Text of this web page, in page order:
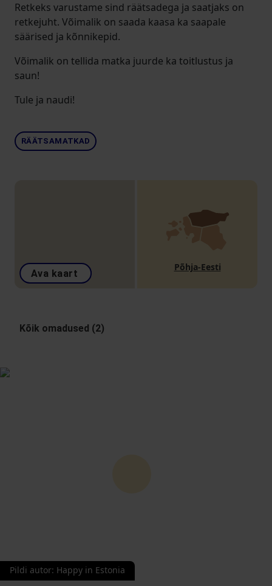
Retkeks varustame sind räätsadega ja saatjaks on
retkejuht. Võimalik on saada kaasa ka saapale
säärised ja kõnnikepid.
Võimalik on tellida matka juurde ka toitlustus ja
saun!
Tule ja naudi!
RÄÄTSAMATKAD
Ava kaart
Põhja-Eesti
Kõik omadused (2)
Pildi autor: Happy in Estonia